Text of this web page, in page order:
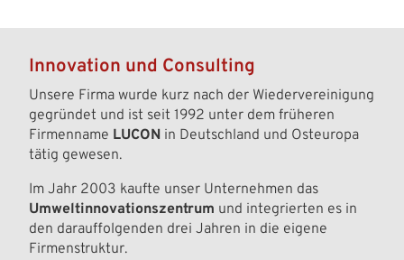
Innovation und Consulting
Unsere Firma wurde kurz nach der Wiedervereinigung
gegründet und ist seit 1992 unter dem früheren
Firmenname LUCON in Deutschland und Osteuropa
tätig gewesen.
Im Jahr 2003 kaufte unser Unternehmen das
Umweltinnovationszentrum und integrierten es in
den darauffolgenden drei Jahren in die eigene
Firmenstruktur.